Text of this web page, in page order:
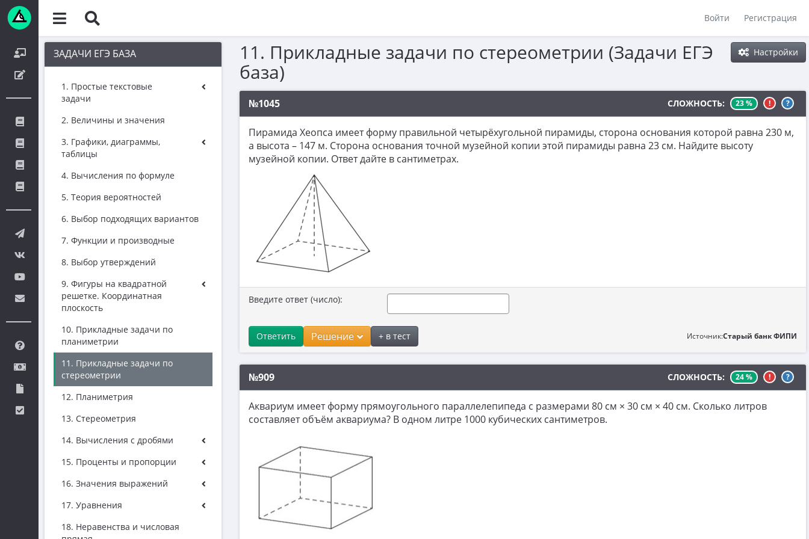
Войти Регистрация
ЗАДАЧИ ЕГЭ БАЗА
1. Простые текстовые
задачи
2. Величины и значения
3. Графики, диаграммы,
таблицы
4. Вычисления по формуле
5. Теория вероятностей
6. Выбор подходящих вариантов
7. Функции и производные
8. Выбор утверждений
9. Фигуры на квадратной
решетке. Координатная
плоскость
10. Прикладные задачи по
планиметрии
11. Прикладные задачи по
стереометрии
12. Планиметрия
13. Стереометрия
14. Вычисления с дробями
15. Проценты и пропорции
16. Значения выражений
17. Уравнения
18. Неравенства и числовая
Настройки
11. Прикладные задачи по стереометрии (Задачи ЕГЭ
база)
№1045 СЛОЖНОСТЬ: 23 % ! ?
Пирамида Хеопса имеет форму правильной четырёхугольной пирамиды, сторона основания которой равна 230 м,
а высота – 147 м. Сторона основания точной музейной копии этой пирамиды равна 23 см. Найдите высоту
музейной копии. Ответ дайте в сантиметрах.
Введите ответ (число):
Ответить Решение + в тест Источник:Старый банк ФИПИ
№909 СЛОЖНОСТЬ: 24 % ! ?
Аквариум имеет форму прямоугольного параллелепипеда с размерами 80 см × 30 см × 40 cм. Сколько литров
составляет объём аквариума? В одном литре 1000 кубических сантиметров.